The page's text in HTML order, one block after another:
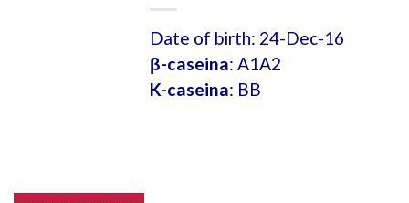
Date of birth: 24-Dec-16
β-caseina: A1A2
K-caseina: BB